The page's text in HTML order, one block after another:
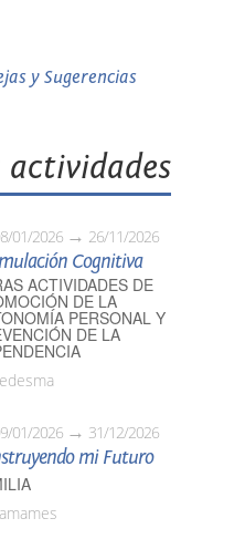
y Sugerencias
actividades
01/2026 26/11/2026
Cognitiva
ACTIVIDADES DE
DE LA
PERSONAL Y
DE LA
01/2026 31/12/2026
mi Futuro